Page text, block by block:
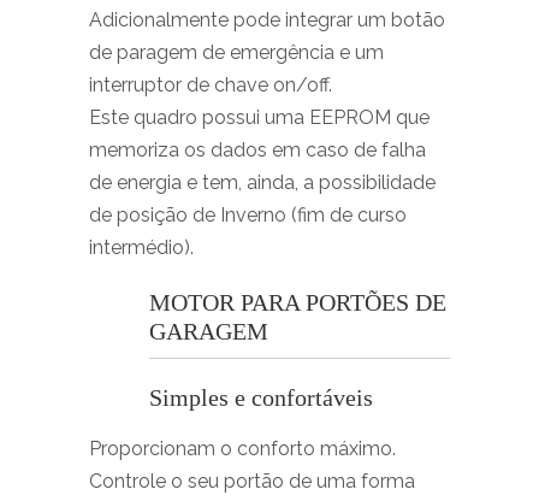
Adicionalmente pode integrar um botão
de paragem de emergência e um
interruptor de chave on/off.
Este quadro possui uma EEPROM que
memoriza os dados em caso de falha
de energia e tem, ainda, a possibilidade
de posição de Inverno (fim de curso
intermédio).
MOTOR PARA PORTÕES DE
GARAGEM
Simples e confortáveis
Proporcionam o conforto máximo.
Controle o seu portão de uma forma